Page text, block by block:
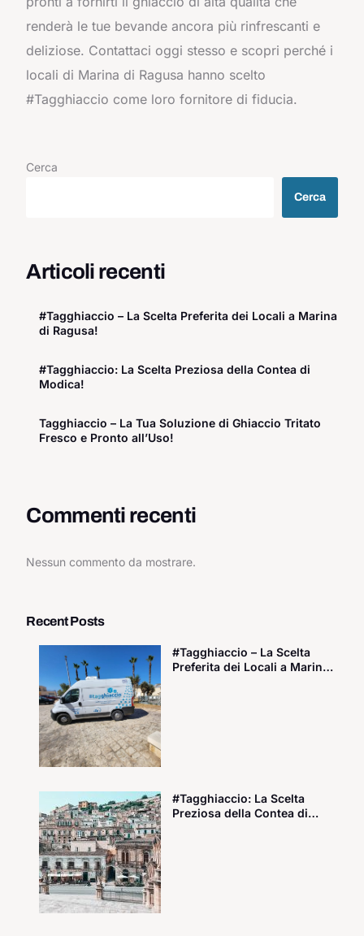
renderà le tue bevande ancora più rinfrescanti e
deliziose. Contattaci oggi stesso e scopri perché i
locali di Marina di Ragusa hanno scelto
#Tagghiaccio come loro fornitore di fiducia.
Cerca
Cerca
Articoli recenti
#Tagghiaccio – La Scelta Preferita dei Locali a Marina
di Ragusa!
#Tagghiaccio: La Scelta Preziosa della Contea di
Modica!
Tagghiaccio – La Tua Soluzione di Ghiaccio Tritato
Fresco e Pronto all’Uso!
Commenti recenti
Nessun commento da mostrare.
Recent Posts
#Tagghiaccio – La Scelta
Preferita dei Locali a Marina
#Tagghiaccio: La Scelta
Preziosa della Contea di